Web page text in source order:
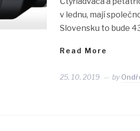
v lednu, mají
Slovensku to bude
Read More
25. 10. 2019 by